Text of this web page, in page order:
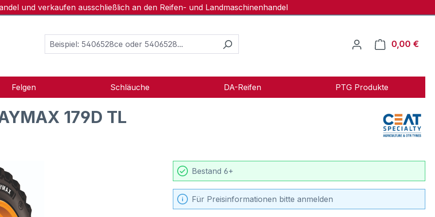
und verkaufen ausschließlich an den Reifen- und Landmaschinenhandel
0,00 €
Felgen Schläuche DA-Reifen PTG Produkte
179D TL
Bestand 6+
Für Preisinformationen bitte anmelden